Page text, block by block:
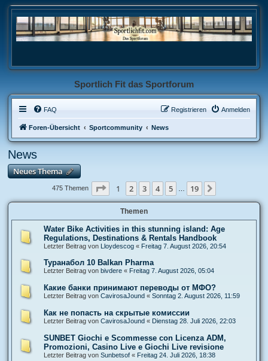
Sportlich Fit das Sportforum
FAQ Anmelden
Registrieren
Foren-Übersicht Sportcommunity News
News
Neues Thema
475 Themen Seite 1von 19
1 2 3 4 5 19
Themen
Water Bike Activities in this stunning island: Age
Regulations, Destinations & Rentals Handbook
Letzter Beitrag von Lloydescog « Freitag 7. August 2026, 20:54
Туранабол 10 Balkan Pharma
Letzter Beitrag von bivdere « Freitag 7. August 2026, 05:04
Какие банки принимают переводы от МФО?
Letzter Beitrag von CavirosaJound « Sonntag 2. August 2026, 11:59
Как не попасть на скрытые комиссии
Letzter Beitrag von CavirosaJound « Dienstag 28. Juli 2026, 22:03
SUNBET Giochi e Scommesse con Licenza ADM,
Promozioni, Casino Live e Giochi Live revisione
Letzter Beitrag von Sunbetsof « Freitag 24. Juli 2026, 18:38